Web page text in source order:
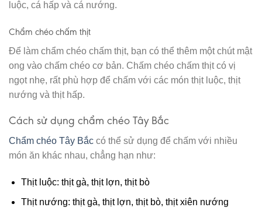
luộc, cá hấp và cá nướng.
Chẩm chéo chấm thịt
Để làm chẩm chéo chấm thịt, bạn có thể thêm một chút mật
ong vào chấm chéo cơ bản. Chấm chéo chấm thịt có vị
ngọt nhẹ, rất phù hợp để chấm với các món thịt luộc, thịt
nướng và thịt hấp.
Cách sử dụng chẩm chéo Tây Bắc
Chẩm chéo Tây Bắc có thể sử dụng để chấm với nhiều
món ăn khác nhau, chẳng hạn như:
Thịt luộc: thịt gà, thịt lợn, thịt bò
Thịt nướng: thịt gà, thịt lợn, thịt bò, thịt xiên nướng